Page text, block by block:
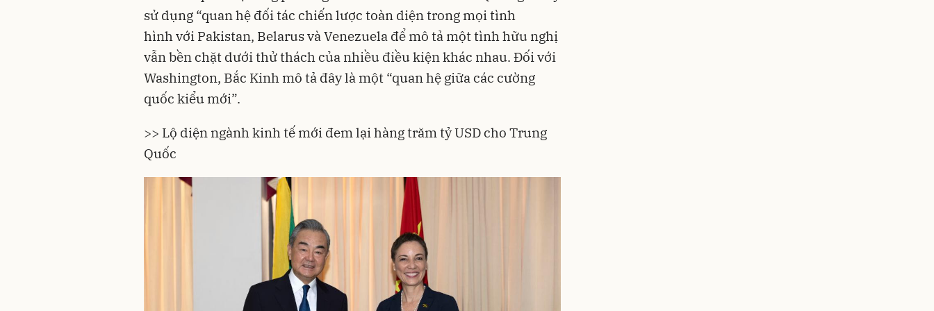
sử dụng “quan hệ đối tác chiến lược toàn diện trong mọi tình
hình với Pakistan, Belarus và Venezuela để mô tả một tình hữu nghị
vẫn bền chặt dưới thử thách của nhiều điều kiện khác nhau. Đối với
Washington, Bắc Kinh mô tả đây là một “quan hệ giữa các cường
quốc kiểu mới”.
>> Lộ diện ngành kinh tế mới đem lại hàng trăm tỷ USD cho Trung
Quốc